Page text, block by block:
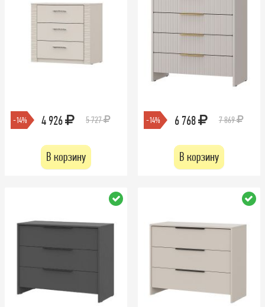
-14% 4 926 5 727
В корзину
-14% 6 768 7 869
В корзину